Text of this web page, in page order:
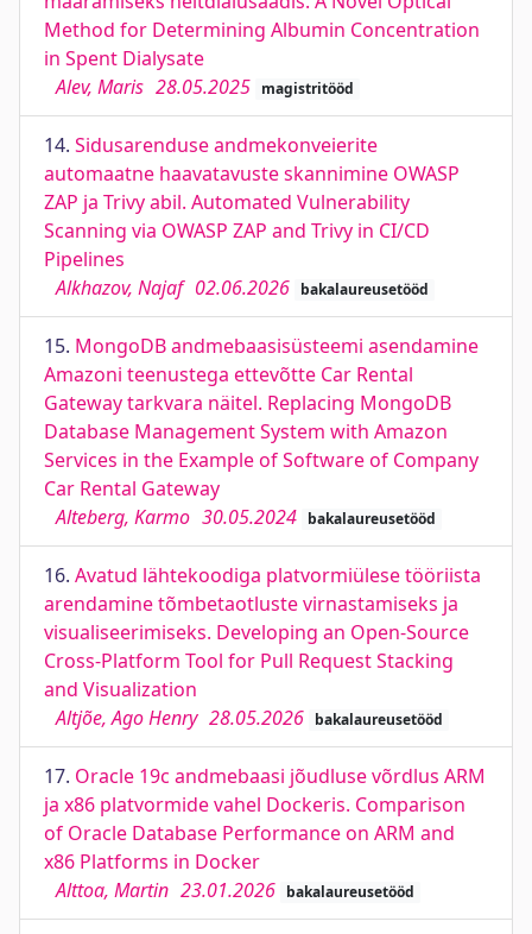
Method for Determining Albumin Concentration
in Spent Dialysate
Alev, Maris 28.05.2025 magistritööd
14. Sidusarenduse andmekonveierite
automaatne haavatavuste skannimine OWASP
ZAP ja Trivy abil. Automated Vulnerability
Scanning via OWASP ZAP and Trivy in CI/CD
Pipelines
Alkhazov, Najaf 02.06.2026 bakalaureusetööd
15. MongoDB andmebaasisüsteemi asendamine
Amazoni teenustega ettevõtte Car Rental
Gateway tarkvara näitel. Replacing MongoDB
Database Management System with Amazon
Services in the Example of Software of Company
Car Rental Gateway
Alteberg, Karmo 30.05.2024 bakalaureusetööd
16. Avatud lähtekoodiga platvormiülese tööriista
arendamine tõmbetaotluste virnastamiseks ja
visualiseerimiseks. Developing an Open-Source
Cross-Platform Tool for Pull Request Stacking
and Visualization
Altjõe, Ago Henry 28.05.2026 bakalaureusetööd
17. Oracle 19c andmebaasi jõudluse võrdlus ARM
ja x86 platvormide vahel Dockeris. Comparison
of Oracle Database Performance on ARM and
x86 Platforms in Docker
Alttoa, Martin 23.01.2026 bakalaureusetööd